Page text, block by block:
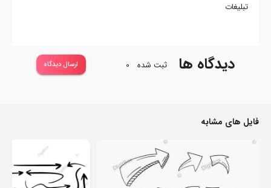
تبلیغات
دیدگاه ها ثبت شده 0 ارسال دیدگاه
فایل های مشابه